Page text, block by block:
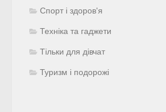
Спорт і здоров'я
Техніка та гаджети
Тільки для дівчат
Туризм і подорожі